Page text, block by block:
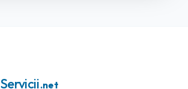
Servicii.net